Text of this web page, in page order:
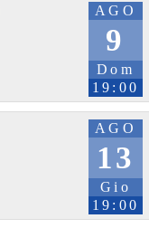
AGO
9
Dom
19:00
AGO
13
Gio
19:00